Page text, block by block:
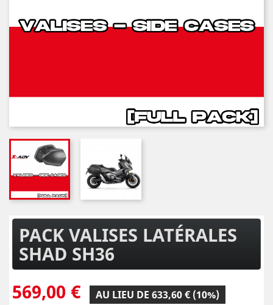
PACK VALISES LATÉRALES
SHAD SH36
569,00 €
AU LIEU DE 633,60 € (10%)